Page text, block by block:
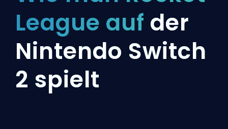
League auf der
Nintendo Switch
2 spielt